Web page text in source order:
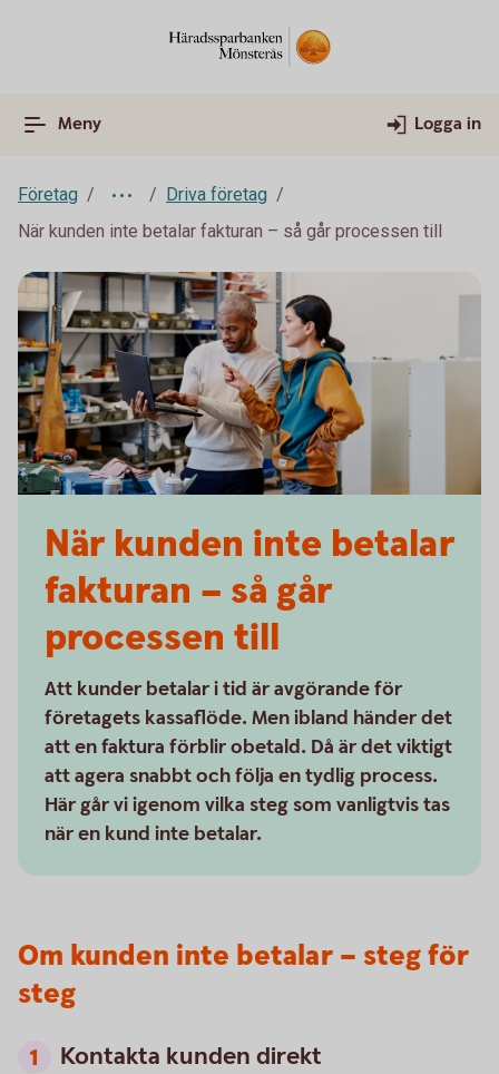
Meny Logga in
Företag
Driva företag
När kunden inte betalar fakturan – så går processen till
När kunden inte betalar
fakturan – så går
processen till
Att kunder betalar i tid är avgörande för
företagets kassaflöde. Men ibland händer det
att en faktura förblir obetald. Då är det viktigt
att agera snabbt och följa en tydlig process.
Här går vi igenom vilka steg som vanligtvis tas
när en kund inte betalar.
Om kunden inte betalar – steg för
steg
Kontakta kunden direkt